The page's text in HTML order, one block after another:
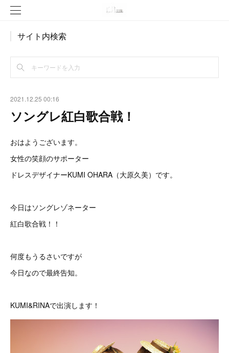
サイト内検索
2021.12.25 00:16
ソングレ紅白歌合戦！
おはようございます。
女性の笑顔のサポーター
ドレスデザイナーKUMI OHARA（大原久美）です。
今日はソングレゾネーター
紅白歌合戦！！
何度もうるさいですが
今日なので最終告知。
KUMI&RINAで出演します！